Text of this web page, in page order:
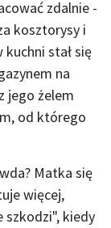
zdalnie -
kosztorysy i
stał się
na
jego żelem
od którego
Matka się
więcej,
szkodzi", kiedy